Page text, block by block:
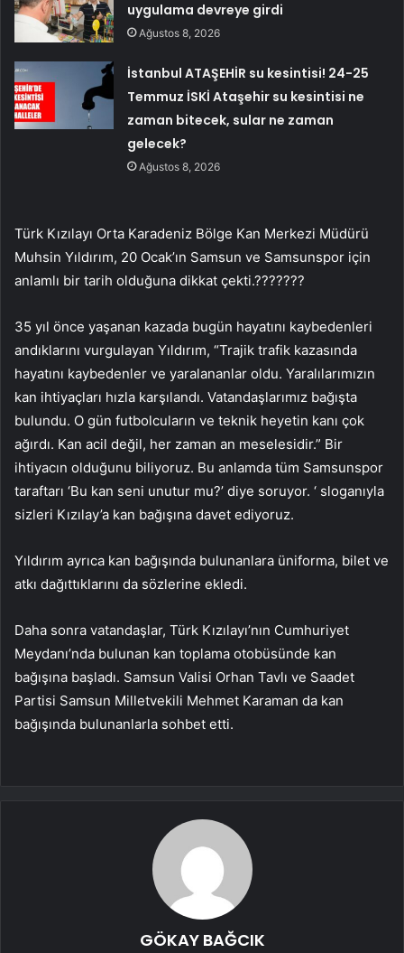
uygulama devreye girdi
Ağustos 8, 2026
İstanbul ATAŞEHİR su kesintisi! 24-25
Temmuz İSKİ Ataşehir su kesintisi ne
zaman bitecek, sular ne zaman
gelecek?
Ağustos 8, 2026
Türk Kızılayı Orta Karadeniz Bölge Kan Merkezi Müdürü
Muhsin Yıldırım, 20 Ocak’ın Samsun ve Samsunspor için
anlamlı bir tarih olduğuna dikkat çekti.???????
35 yıl önce yaşanan kazada bugün hayatını kaybedenleri
andıklarını vurgulayan Yıldırım, “Trajik trafik kazasında
hayatını kaybedenler ve yaralananlar oldu. Yaralılarımızın
kan ihtiyaçları hızla karşılandı. Vatandaşlarımız bağışta
bulundu. O gün futbolcuların ve teknik heyetin kanı çok
ağırdı. Kan acil değil, her zaman an meselesidir.” Bir
ihtiyacın olduğunu biliyoruz. Bu anlamda tüm Samsunspor
taraftarı ‘Bu kan seni unutur mu?’ diye soruyor. ‘ sloganıyla
sizleri Kızılay’a kan bağışına davet ediyoruz.
Yıldırım ayrıca kan bağışında bulunanlara üniforma, bilet ve
atkı dağıttıklarını da sözlerine ekledi.
Daha sonra vatandaşlar, Türk Kızılayı’nın Cumhuriyet
Meydanı’nda bulunan kan toplama otobüsünde kan
bağışına başladı. Samsun Valisi Orhan Tavlı ve Saadet
Partisi Samsun Milletvekili Mehmet Karaman da kan
bağışında bulunanlarla sohbet etti.
GÖKAY BAĞCIK